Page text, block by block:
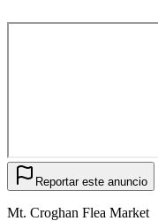
Reportar este anuncio
Mt. Croghan Flea Market